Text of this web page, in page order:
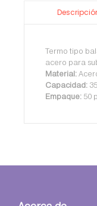
Termo tipo
acero para
Material:
Capacidad:
Empaque: 50